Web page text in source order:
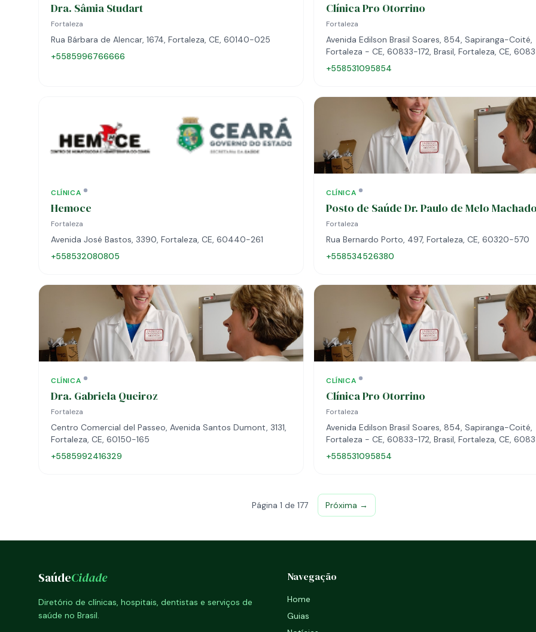
Dra. Sâmia Studart
Fortaleza
Rua Bárbara de Alencar, 1674, Fortaleza, CE, 60140-025
+5585996766666
Clínica Pro Otorrino
Fortaleza
Avenida Edilson Brasil Soares, 854, Sapiranga-Coité,
Fortaleza - CE, 60833-172, Brasil, Fortaleza, CE,
+558531095854
CLÍNICA
Hemoce
Fortaleza
Avenida José Bastos, 3390, Fortaleza, CE, 60440-261
+558532080805
CLÍNICA
Posto de Saúde Dr. Paulo de Melo
Fortaleza
Rua Bernardo Porto, 497, Fortaleza, CE, 60320-570
+558534526380
CLÍNICA
Dra. Gabriela Queiroz
Fortaleza
Centro Comercial del Passeo, Avenida Santos Dumont, 3131,
Fortaleza, CE, 60150-165
+5585992416329
CLÍNICA
Clínica Pro Otorrino
Fortaleza
Avenida Edilson Brasil Soares, 854, Sapiranga-Coité,
Fortaleza - CE, 60833-172, Brasil, Fortaleza, CE,
+558531095854
Página 1 de 177 Próxima →
SaúdeCidade
Diretório de clínicas, hospitais, dentistas e serviços de
saúde no Brasil.
Navegação
Home
Guias